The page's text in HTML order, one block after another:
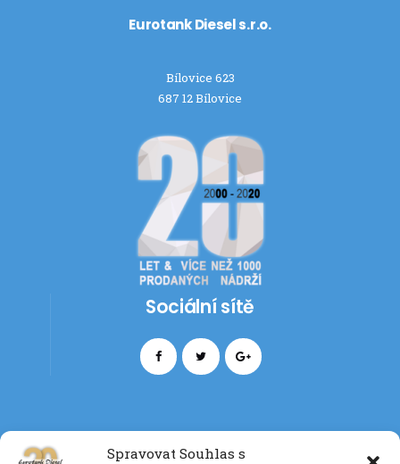
Spravovat Souhlas s
Eurotank Diesel s.r.o.
Bílovice 623
687 12 Bílovice
Sociální sítě